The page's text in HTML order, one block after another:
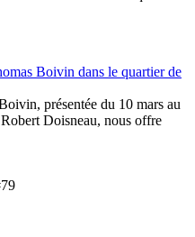
Boivin dans le quartier de
présentée du 10 mars au
Doisneau, nous offre